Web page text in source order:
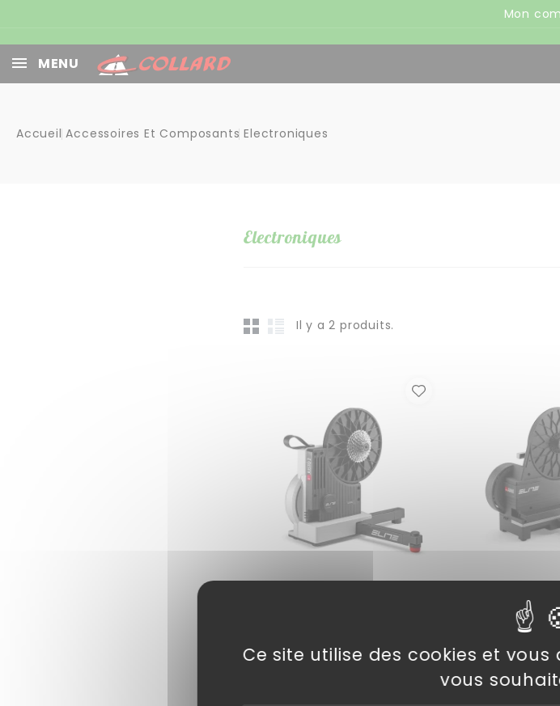
Ce site utilise des cookies et
vous
Mon
MENU
Accueil Accessoires Et Composants Electroniques
Electroniques
Il y a 2 produits.
Home